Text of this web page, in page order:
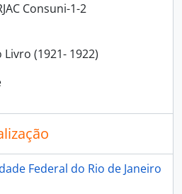
Consuni-1-2
Livro (1921- 1922)
Federal do Rio de Janeiro